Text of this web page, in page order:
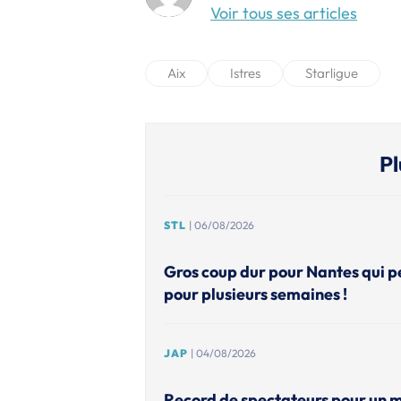
Voir tous ses articles
Aix Istres Starligue
STL | 06/08/2026
Gros coup dur pour Nantes qui
pour plusieurs semaines !
JAP | 04/08/2026